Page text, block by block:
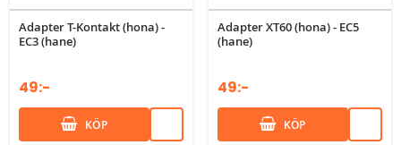
Adapter T-Kontakt (hona) -
EC3 (hane)
49:-
KÖP
Adapter XT60 (hona) - EC5
(hane)
49:-
KÖP